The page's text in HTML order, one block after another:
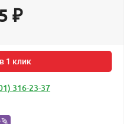
₽
1 клик
316-23-37